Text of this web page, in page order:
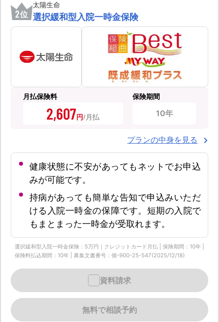
2位
太陽生命
選択緩和型入院一時金保険
月払保険料
2,607円
保険期間
10年
プランの中身を見る
健康状態に不安があってもネットでお申込
みが可能です。
持病があっても簡単な告知で申込みいただ
ける入院一時金の保障です。短期の入院で
もまとまった一時金が受取れます。
選択緩和型入院一時金保険：5万円｜クレジットカード月払 | 保険期間：10年 |
保険料払込期間：10年 | 募集文書番号：個-900-25-547(2025/12/18)
無料で相談予約
資料請求